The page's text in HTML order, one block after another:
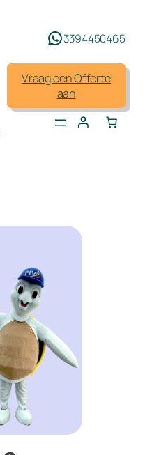
3394450465
Vraag een Offerte
aan